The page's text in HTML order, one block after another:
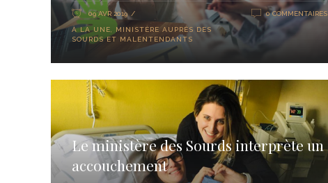
09 AVR 2019
À LA UNE, MINISTÈRE AUPRÈS DES
SOURDS ET MALENTENDANTS
0 COMMENTAIRES
Le ministère des Sourds interprète un
accouchement